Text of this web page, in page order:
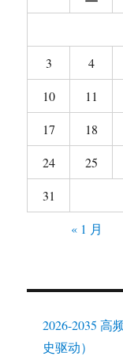
3
4
10
11
17
18
24
25
31
« 1 月
2026-2035 高
史驱动）